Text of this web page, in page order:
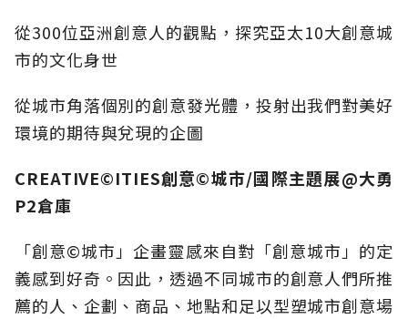
從300位亞洲創意人的觀點，探究亞太10大創意城
市的文化身世
從城市角落個別的創意發光體，投射出我們對美好
環境的期待與兌現的企圖
CREATIVE©ITIES創意©城市/國際主題展@大勇
P2倉庫
「創意©城市」企畫靈感來自對「創意城市」的定
義感到好奇。因此，透過不同城市的創意人們所推
薦的人、企劃、商品、地點和足以型塑城市創意場